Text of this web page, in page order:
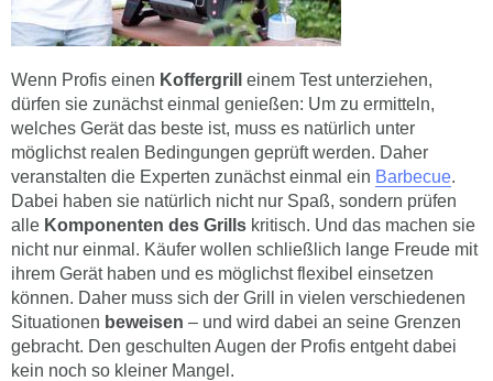
Wenn Profis einen Koffergrill
einem Test unterziehen,
dürfen sie zunächst einmal genießen: Um zu ermitteln,
welches Gerät das beste ist, muss es natürlich unter
möglichst realen Bedingungen geprüft werden. Daher
veranstalten die Experten zunächst einmal ein Barbecue.
Dabei haben sie natürlich nicht nur Spaß, sondern prüfen
alle Komponenten des Grills kritisch. Und das machen sie
nicht nur einmal. Käufer wollen schließlich lange Freude mit
ihrem Gerät haben und es möglichst flexibel einsetzen
können. Daher muss sich der Grill in vielen verschiedenen
Situationen beweisen – und wird dabei an seine Grenzen
gebracht. Den geschulten Augen der Profis entgeht dabei
kein noch so kleiner Mangel.